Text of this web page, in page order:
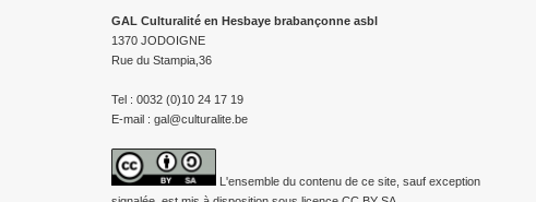
GAL Culturalité en Hesbaye brabançonne asbl
1370 JODOIGNE
Rue du Stampia,36
Tel : 0032 (0)10 24 17 19
E-mail : gal@culturalite.be
L'ensemble du contenu de ce site, sauf exception